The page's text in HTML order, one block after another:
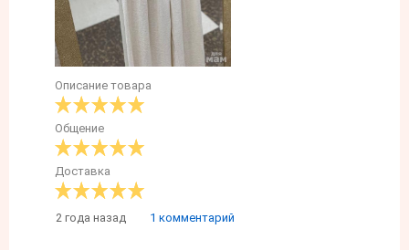
Описание товара
Общение
Доставка
2 года назад 1 комментарий